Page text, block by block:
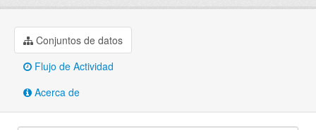
Conjuntos de datos
Flujo de Actividad
Acerca de